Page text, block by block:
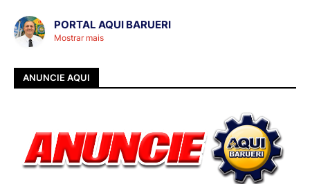
PORTAL AQUI BARUERI
Mostrar mais
ANUNCIE AQUI